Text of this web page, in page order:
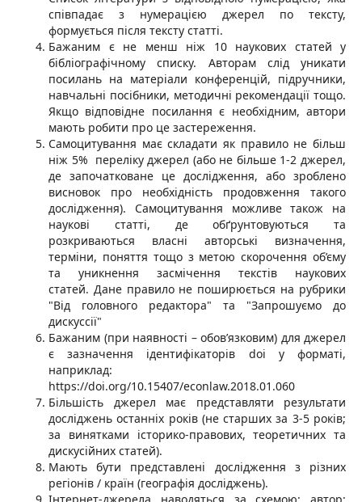
співпадає з нумерацією джерел по тексту,
формується після тексту статті.
Бажаним є не менш ніж 10 наукових статей у
бібліографічному списку. Авторам слід уникати
посилань на матеріали конференцій, підручники,
навчальні посібники, методичні рекомендації тощо.
Якщо відповідне посилання є необхідним, автори
мають робити про це застереження.
Самоцитування має складати як правило не більш
ніж 5% переліку джерел (або не більше 1-2 джерел,
де започатковане це дослідження, або зроблено
висновок про необхідність продовження такого
дослідження). Самоцитування можливе також на
наукові статті, де обґрунтовуються та
розкриваються власні авторські визначення,
терміни, поняття тощо з метою скорочення об’єму
та уникнення засмічення текстів наукових
статей. Дане правило не поширюється на рубрики
"Від головного редактора" та "Запрошуємо до
дискуссії"
Бажаним (при наявності – обов’язковим) для джерел
є зазначення ідентифікаторів doi у форматі,
наприклад:
https://doi.org/10.15407/econlaw.2018.01.060
Більшість джерел має представляти результати
досліджень останніх років (не старших за 3-5 років;
за винятками історико-правових, теоретичних та
дискусійних статей).
Мають бути представлені дослідження з різних
регіонів / країн (географія досліджень).